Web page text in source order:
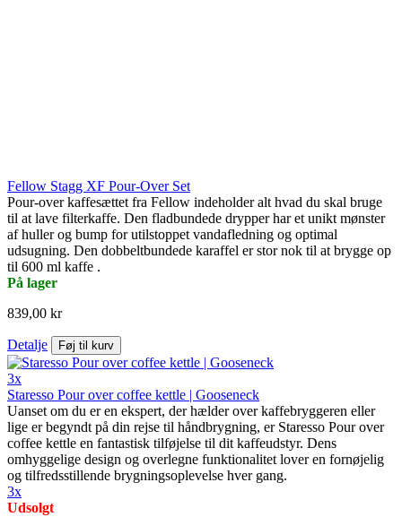
Fellow Stagg XF Pour-Over Set
Pour-over kaffesættet fra Fellow indeholder alt hvad du skal bruge
til at lave filterkaffe. Den fladbundede drypper har et unikt mønster
af huller og bump for utilstoppet vandafledning og optimal
udsugning. Den dobbeltbundede karaffel er stor nok til at brygge op
til 600 ml kaffe .
På lager
839,00 kr
Detalje Føj til kurv
3x
Staresso Pour over coffee kettle | Gooseneck
Uanset om du er en ekspert, der hælder over kaffebryggeren eller
lige er begyndt på din rejse til håndbrygning, er Staresso Pour over
coffee kettle en fantastisk tilføjelse til dit kaffeudstyr. Dens
omhyggelige design og overlegne funktionalitet lover en fornøjelig
og tilfredsstillende brygningsoplevelse hver gang.
3x
Udsolgt